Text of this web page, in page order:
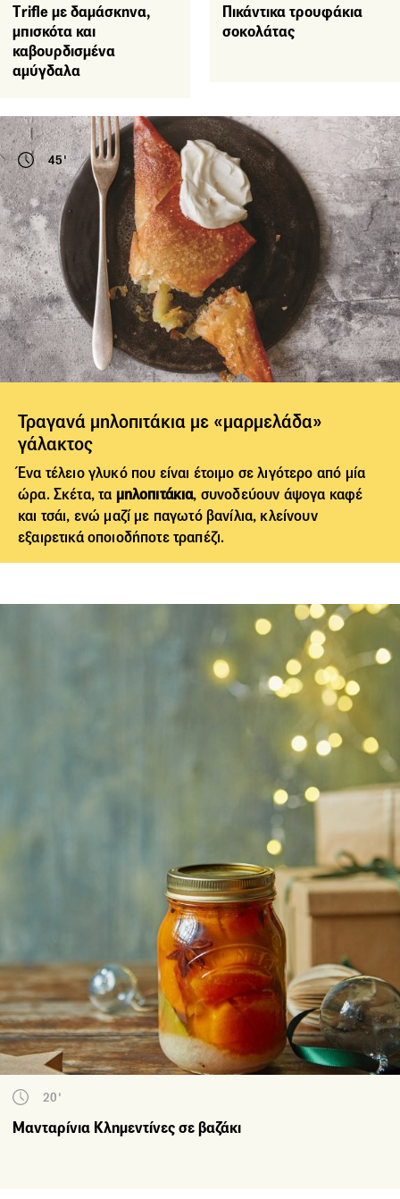
Τrifle με δαμάσκηνα,
μπισκότα και
καβουρδισμένα
αμύγδαλα
Πικάντικα τρουφάκια
σοκολάτας
45'
Τραγανά μηλοπιτάκια με «μαρμελάδα»
γάλακτος
Ένα τέλειο γλυκό που είναι έτοιμο σε λιγότερο από μία
ώρα. Σκέτα, τα μηλοπιτάκια, συνοδεύουν άψογα καφέ
και τσάι, ενώ μαζί με παγωτό βανίλια, κλείνουν
εξαιρετικά οποιοδήποτε τραπέζι.
20'
Μανταρίνια Κλημεντίνες σε βαζάκι